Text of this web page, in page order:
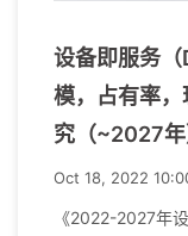
设备即服务
模，占有率
究（~2027年
Oct 18, 2022
《2022-2027年